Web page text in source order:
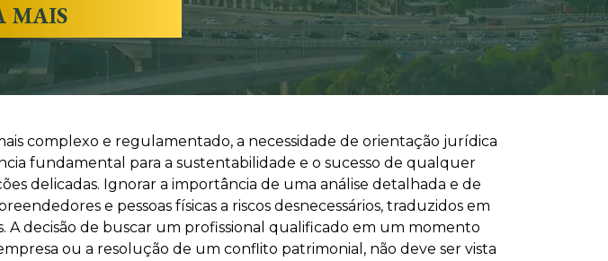
MAIS
complexo e regulamentado, a necessidade de orientação jurídica
fundamental para a sustentabilidade e o sucesso de qualquer
delicadas. Ignorar a importância de uma análise detalhada e de
e pessoas físicas a riscos desnecessários, traduzidos em
A decisão de buscar um profissional qualificado em um momento
ou a resolução de um conflito patrimonial, não deve ser vista